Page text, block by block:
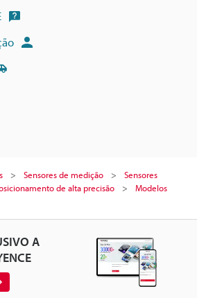
Sensores de medição
Sensores
de alta precisão
Modelos
A